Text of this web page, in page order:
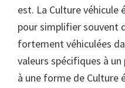
est. La Culture véhicule
pour simplifier souvent
fortement véhiculées
valeurs spécifiques à
à une forme de